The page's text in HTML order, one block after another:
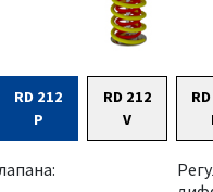
RD 212
P
RD 212
V